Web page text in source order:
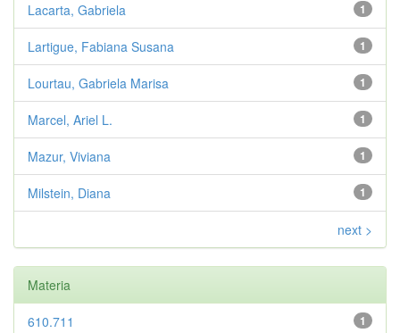
1
Lacarta, Gabriela
1
Lartigue, Fabiana Susana
1
Lourtau, Gabriela Marisa
1
Marcel, Ariel L.
1
Mazur, Viviana
1
Milstein, Diana
next >
Materia
1
610.711